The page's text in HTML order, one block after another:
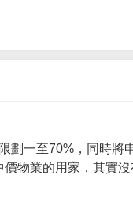
劃一至70%，同時
物業的用家，其實